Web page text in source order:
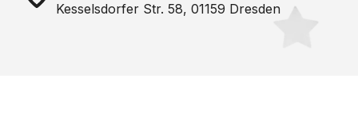
Kesselsdorfer Str. 58, 01159 Dresden